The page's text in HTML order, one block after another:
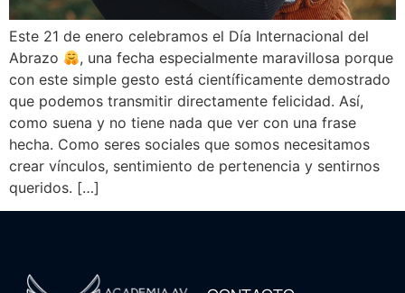
Este 21 de enero celebramos el Día Internacional del
Abrazo
, una fecha especialmente maravillosa porque
con este simple gesto está científicamente demostrado
que podemos transmitir directamente felicidad. Así,
como suena y no tiene nada que ver con una frase
hecha. Como seres sociales que somos necesitamos
crear vínculos, sentimiento de pertenencia y sentirnos
queridos. […]